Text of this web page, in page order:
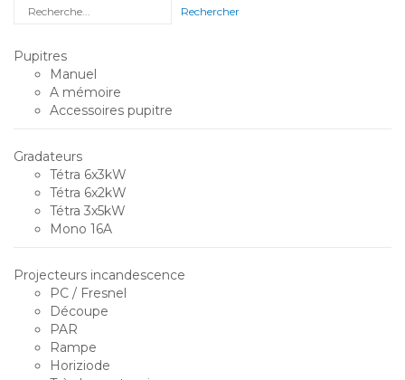
Rechercher
Pupitres
Manuel
A mémoire
Accessoires pupitre
Gradateurs
Tétra 6x3kW
Tétra 6x2kW
Tétra 3x5kW
Mono 16A
Projecteurs incandescence
PC / Fresnel
Découpe
PAR
Rampe
Horiziode